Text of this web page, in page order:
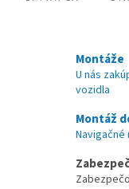
Montáže
U nás
vozidla
Montáž